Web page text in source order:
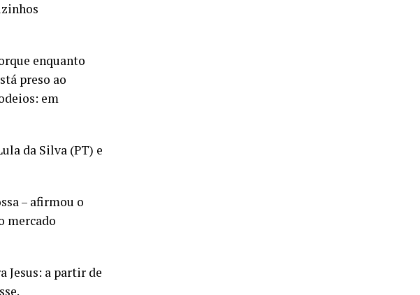
enquanto
preso ao
em
da Silva (PT) e
– afirmou o
mercado
Jesus: a partir de